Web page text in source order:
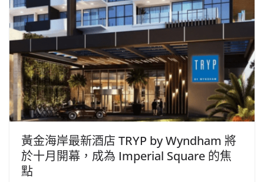
黃金海岸最新酒店 TRYP by Wyndham 將
於十月開幕，成為 Imperial Square 的焦
點